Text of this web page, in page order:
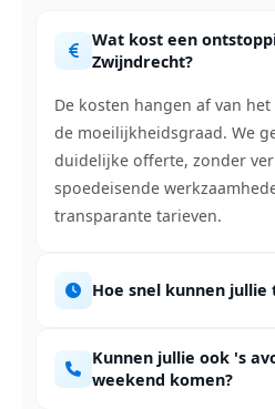
Wat kost een
Zwijndrecht?
De kosten hangen af van
de moeilijkheidsgraad. We
duidelijke offerte, zonder
spoedeisende
transparante tarieven.
Hoe snel kunnen jullie
Kunnen jullie ook 's
weekend komen?